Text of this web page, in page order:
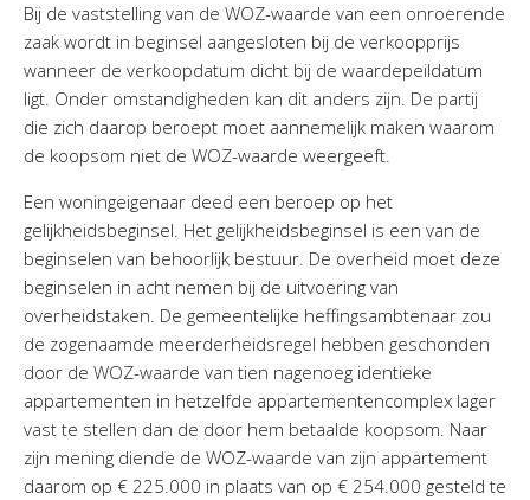
Bij de vaststelling van de WOZ-waarde van een onroerende
zaak wordt in beginsel aangesloten bij de verkoopprijs
wanneer de verkoopdatum dicht bij de waardepeildatum
ligt. Onder omstandigheden kan dit anders zijn. De partij
die zich daarop beroept moet aannemelijk maken waarom
de koopsom niet de WOZ-waarde weergeeft.
Een woningeigenaar deed een beroep op het
gelijkheidsbeginsel. Het gelijkheidsbeginsel is een van de
beginselen van behoorlijk bestuur. De overheid moet deze
beginselen in acht nemen bij de uitvoering van
overheidstaken. De gemeentelijke heffingsambtenaar zou
de zogenaamde meerderheidsregel hebben geschonden
door de WOZ-waarde van tien nagenoeg identieke
appartementen in hetzelfde appartementencomplex lager
vast te stellen dan de door hem betaalde koopsom. Naar
zijn mening diende de WOZ-waarde van zijn appartement
daarom op € 225.000 in plaats van op € 254.000 gesteld te